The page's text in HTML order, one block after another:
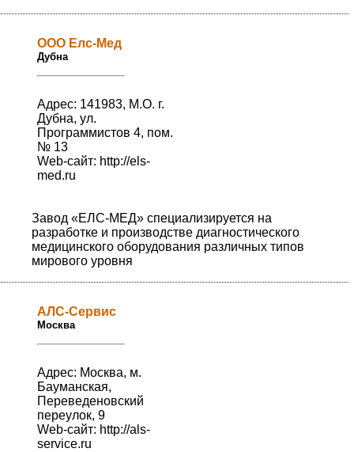
ООО Елс-Мед
Дубна
Адрес: 141983, М.О. г.
Дубна, ул.
Программистов 4, пом.
№ 13
Web-сайт: http://els-
med.ru
Завод «ЕЛС-МЕД» специализируется на
разработке и производстве диагностического
медицинского оборудования различных типов
мирового уровня
АЛС-Сервис
Москва
Адрес: Москва, м.
Бауманская,
Переведеновский
переулок, 9
Web-сайт: http://als-
service.ru